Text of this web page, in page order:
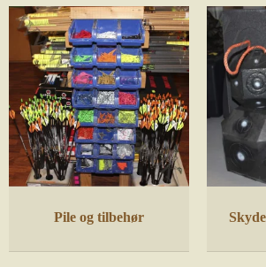
Pile og tilbehør